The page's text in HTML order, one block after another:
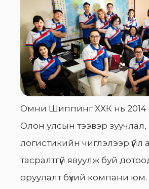
Омни Шиппинг ХХК нь 2014
Олон улсын тээвэр зуучлал,
логистикийн чиглэлээр үйл
тасралтгүй явуулж буй
оруулалт бүхий компани